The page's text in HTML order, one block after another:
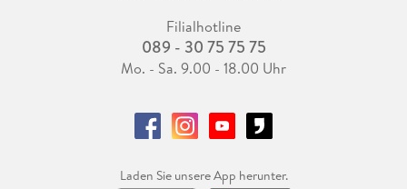
Filialhotline
089 - 30 75 75 75
Mo. - Sa. 9.00 - 18.00 Uhr
Laden Sie unsere App herunter.